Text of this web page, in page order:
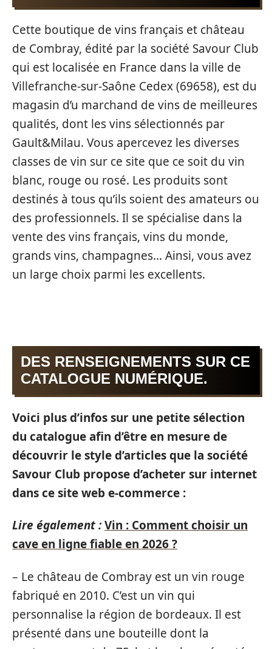
Cette boutique de vins français et château
de Combray, édité par la société Savour Club
qui est localisée en France dans la ville de
Villefranche-sur-Saône Cedex (69658), est du
magasin d’u marchand de vins de meilleures
qualités, dont les vins sélectionnés par
Gault&Milau. Vous apercevez les diverses
classes de vin sur ce site que ce soit du vin
blanc, rouge ou rosé. Les produits sont
destinés à tous qu’ils soient des amateurs ou
des professionnels. Il se spécialise dans la
vente des vins français, vins du monde,
grands vins, champagnes… Ainsi, vous avez
un large choix parmi les excellents.
DES RENSEIGNEMENTS SUR CE
CATALOGUE NUMÉRIQUE.
Voici plus d’infos sur une petite sélection
du catalogue afin d’être en mesure de
découvrir le style d’articles que la société
Savour Club propose d’acheter sur internet
dans ce site web e-commerce :
Lire également :Vin : Comment choisir un
cave en ligne fiable en 2026 ?
– Le château de Combray est un vin rouge
fabriqué en 2010. C’est un vin qui
personnalise la région de bordeaux. Il est
présenté dans une bouteille dont la